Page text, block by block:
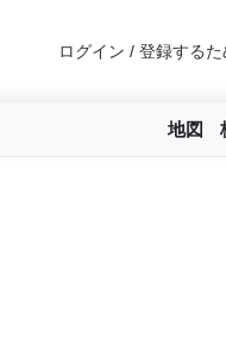
ログイン / 登録するた
地図